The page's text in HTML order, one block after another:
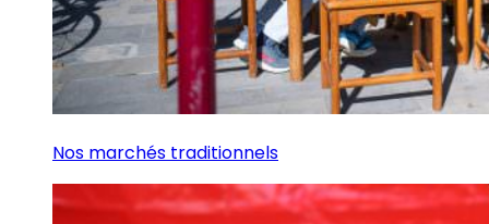
Nos marchés traditionnels